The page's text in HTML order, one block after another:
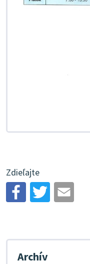
Zdieľajte
Archív